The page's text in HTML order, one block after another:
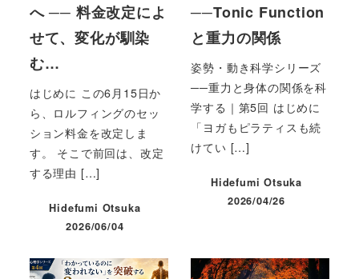
へ ── 料金改定によ
せて、変化が馴染
む…
はじめに この6月15日か
ら、ロルフィングのセッ
ション料金を改定しま
す。 そこで前回は、改定
する理由 […]
Hidefumi Otsuka
投稿日
2026/06/04
──Tonic Function
と重力の関係
姿勢・動き科学シリーズ
──重力と身体の関係を科
学する｜第5回 はじめに
「ヨガもピラティスも続
けてい […]
Hidefumi Otsuka
投稿日
2026/04/26